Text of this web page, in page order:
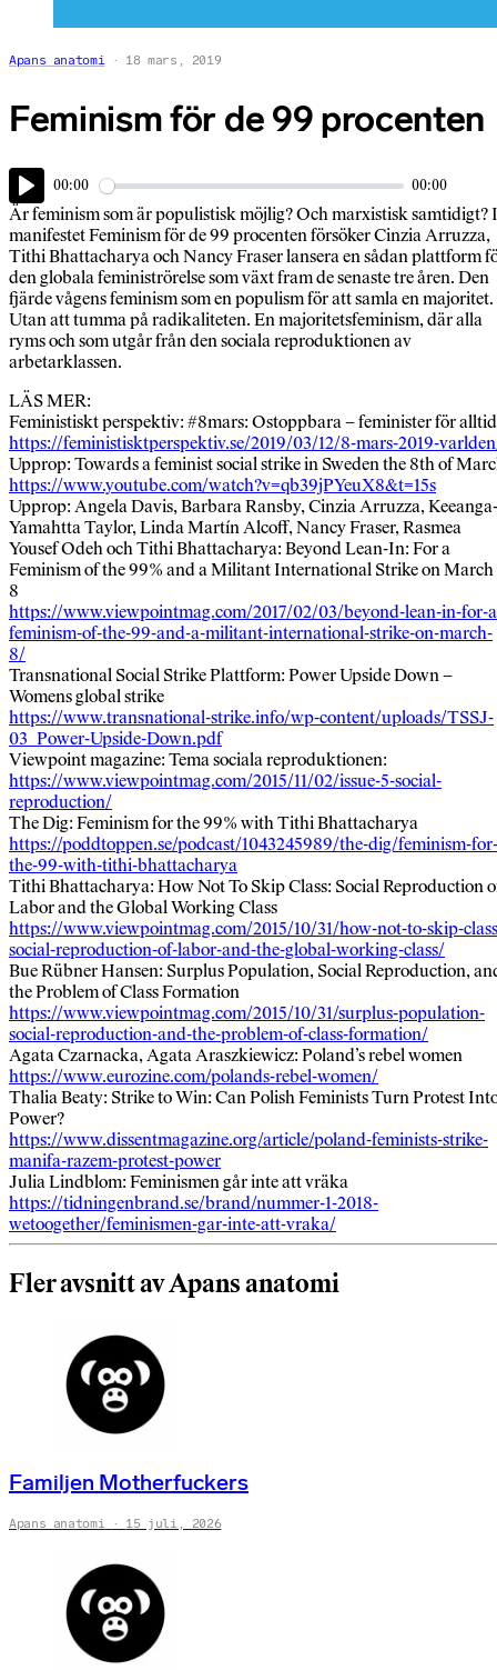
Apans anatomi 18 mars, 2019
Feminism för de 99 procenten
Play
00:00 00:00
Är feminism som är populistisk möjlig? Och marxistisk samtidigt? I
manifestet Feminism för de 99 procenten försöker Cinzia Arruzza,
Tithi Bhattacharya och Nancy Fraser lansera en sådan plattform
den globala feministrörelse som växt fram de senaste tre åren. Den
fjärde vågens feminism som en populism för att samla en majoritet.
Utan att tumma på radikaliteten. En majoritetsfeminism, där alla
ryms och som utgår från den sociala reproduktionen av
arbetarklassen.
LÄS MER:
Feministiskt perspektiv: #8mars: Ostoppbara – feminister för
https://feministisktperspektiv.se/2019/03/12/8-mars-2019-
Upprop: Towards a feminist social strike in Sweden the 8th of
https://www.youtube.com/watch?v=qb39jPYeuX8&t=15s
Upprop: Angela Davis, Barbara Ransby, Cinzia Arruzza, Keeanga-
Yamahtta Taylor, Linda Martín Alcoff, Nancy Fraser, Rasmea
Yousef Odeh och Tithi Bhattacharya: Beyond Lean-In: For a
Feminism of the 99% and a Militant International Strike on March
8
https://www.viewpointmag.com/2017/02/03/beyond-lean-in-for-
feminism-of-the-99-and-a-militant-international-strike-on-march-
8/
Transnational Social Strike Plattform: Power Upside Down –
Womens global strike
https://www.transnational-strike.info/wp-content/uploads/TSSJ-
03_Power-Upside-Down.pdf
Viewpoint magazine: Tema sociala reproduktionen:
https://www.viewpointmag.com/2015/11/02/issue-5-social-
reproduction/
The Dig: Feminism for the 99% with Tithi Bhattacharya
https://poddtoppen.se/podcast/1043245989/the-dig/feminism-for-
the-99-with-tithi-bhattacharya
Tithi Bhattacharya: How Not To Skip Class: Social Reproduction
Labor and the Global Working Class
https://www.viewpointmag.com/2015/10/31/how-not-to-skip-
social-reproduction-of-labor-and-the-global-working-class/
Bue Rübner Hansen: Surplus Population, Social Reproduction,
the Problem of Class Formation
https://www.viewpointmag.com/2015/10/31/surplus-population-
social-reproduction-and-the-problem-of-class-formation/
Agata Czarnacka, Agata Araszkiewicz: Poland’s rebel women
https://www.eurozine.com/polands-rebel-women/
Thalia Beaty: Strike to Win: Can Polish Feminists Turn Protest
Power?
https://www.dissentmagazine.org/article/poland-feminists-strike-
manifa-razem-protest-power
Julia Lindblom: Feminismen går inte att vräka
https://tidningenbrand.se/brand/nummer-1-2018-
wetoogether/feminismen-gar-inte-att-vraka/
Fler avsnitt av Apans anatomi
Familjen Motherfuckers
Apans anatomi 15 juli, 2026